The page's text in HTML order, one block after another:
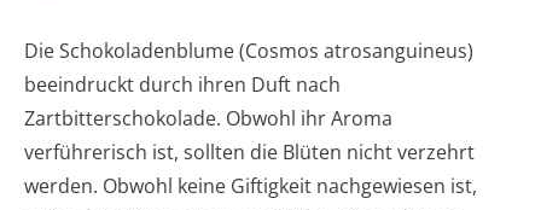
Die Schokoladenblume (Cosmos atrosanguineus)
beeindruckt durch ihren Duft nach
Zartbitterschokolade. Obwohl ihr Aroma
verführerisch ist, sollten die Blüten nicht verzehrt
werden. Obwohl keine Giftigkeit nachgewiesen ist,